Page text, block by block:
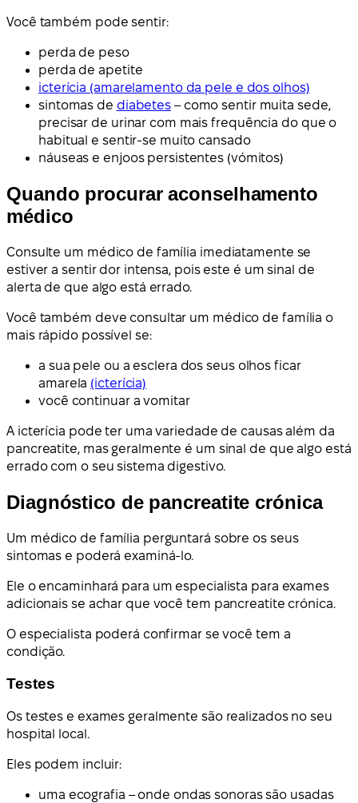
Você também pode sentir:
perda de peso
perda de apetite
icterícia (amarelamento da pele e dos olhos)
sintomas de diabetes – como sentir muita sede,
precisar de urinar com mais frequência do que o
habitual e sentir-se muito cansado
náuseas e enjoos persistentes (vómitos)
Quando procurar aconselhamento
médico
Consulte um médico de família imediatamente se
estiver a sentir dor intensa, pois este é um sinal de
alerta de que algo está errado.
Você também deve consultar um médico de família o
mais rápido possível se:
a sua pele ou a esclera dos seus olhos ficar
amarela (icterícia)
você continuar a vomitar
A icterícia pode ter uma variedade de causas além da
pancreatite, mas geralmente é um sinal de que algo está
errado com o seu sistema digestivo.
Diagnóstico de pancreatite crónica
Um médico de família perguntará sobre os seus
sintomas e poderá examiná-lo.
Ele o encaminhará para um especialista para exames
adicionais se achar que você tem pancreatite crónica.
O especialista poderá confirmar se você tem a
condição.
Testes
Os testes e exames geralmente são realizados no seu
hospital local.
Eles podem incluir:
uma ecografia – onde ondas sonoras são usadas